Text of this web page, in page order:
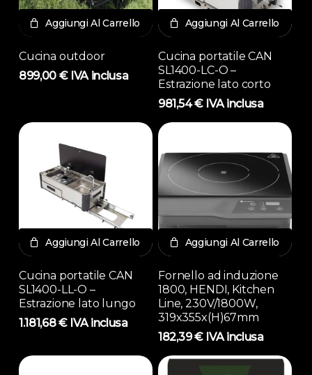
Aggiungi Al Carrello
Cucina outdoor
899,00 € IVA inclusa
Aggiungi Al Carrello
Cucina portatile CAN
SL1400-LC-O –
Estrazione lato corto
981,54€ IVA inclusa
Aggiungi Al Carrello
Cucina portatile CAN
SL1400-LL-O –
Estrazione lato lungo
1.181,68€ IVA inclusa
Aggiungi Al Carrello
Fornello ad induzione
1800, HENDI, Kitchen
Line, 230V/1800W,
319x355x(H)67mm
182,39€ IVA inclusa